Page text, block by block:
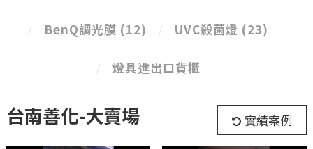
BenQ調光膜 (12) UVC殺菌燈 (23)
燈具進出口貨櫃
台南善化-大賣場 實績案例